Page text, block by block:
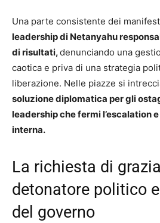
Una parte consistente dei
leadership di Netanyahu
di risultati,denunciando una
caotica e priva di una strategia
liberazione. Nelle piazze si
soluzione diplomatica per gli
leadership che fermi l’escalation
interna.
La richiesta di
detonatore politico
del governo